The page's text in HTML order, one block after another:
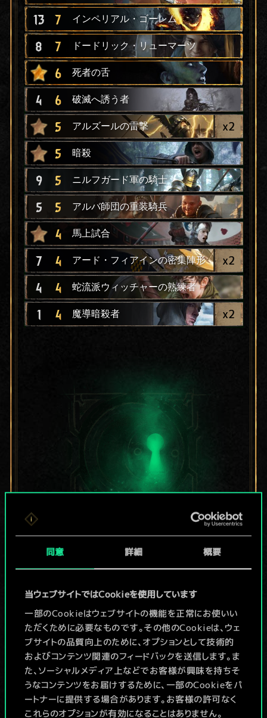
同意 詳細 概要
当ウェブサイトではCookieを使用しています
一部のCookieはウェブサイトの機能を正常にお使いい
ただくために必要なものです。その他のCookieは、ウェ
ブサイトの品質向上のために、オプションとして技術的
およびコンテンツ関連のフィードバックを送信します。ま
た、ソーシャルメディア上などでお客様が興味を持ちそ
うなコンテンツをお届けするために、一部のCookieをパ
ートナーに提供する場合があります。お客様の許可なく
これらのオプションが有効になることはありません。
13 7 インペリアル・ゴーレム
8 7 ドードリック・リューマーツ
6 死者の舌
4 6 破滅へ誘う者
5 アルズールの雷撃 x2
5 暗殺
9 5 ニルフガード軍の騎士
5 5 アルバ師団の重装騎兵
4 馬上試合
7 4 アード・フィアインの密集陣形 x2
4 4 蛇流派ウィッチャーの熟練者
1 4 魔導暗殺者 x2
現在はまだこれし
か共有デッキがあ
りませんが、
続々追加中！
デッキ名入力＆ガイドを作成
デッキを編集